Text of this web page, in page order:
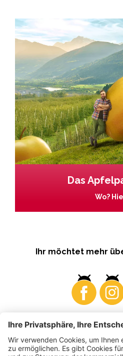
Das
Wo?
Ihr möchtet mehr
Business